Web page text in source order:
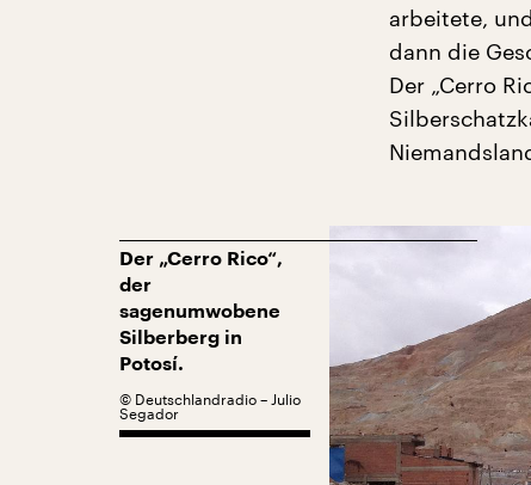
arbeitete,
dann die
Der „Cerro
Der „Cerro Rico“,
der
sagenumwobene
Silberberg in
Potosí.
© Deutschlandradio – Julio
Segador